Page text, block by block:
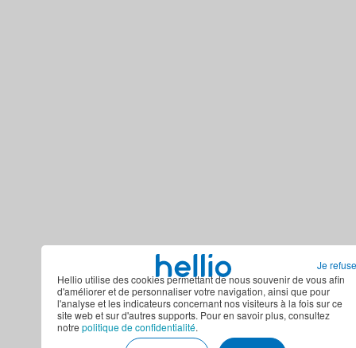
Hellio utilise des cookies permettant de nous souvenir de vous afin
d'améliorer et de personnaliser votre navigation, ainsi que pour
l'analyse et les indicateurs concernant nos visiteurs à la fois sur ce
site web et sur d'autres supports. Pour en savoir plus, consultez
notre politique de confidentialité.
Je